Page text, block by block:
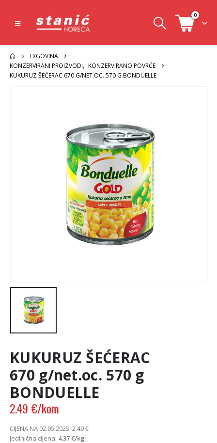
0
TRGOVINA
KONZERVIRANI PROIZVODI, KONZERVIRANO POVRĆE
KUKURUZ ŠEĆERAC 670 G/NET.OC. 570 G BONDUELLE
KUKURUZ ŠEĆERAC
670 g/net.oc. 570 g
BONDUELLE
2.49 €/kom
CIJENA NA 02.05.2025: 2.49€
Jedinična cijena: 4.37€/kg